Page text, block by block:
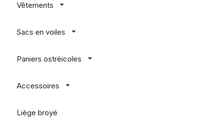
Vêtements
Sacs en voiles
Paniers ostréicoles
Accessoires
Liège broyé